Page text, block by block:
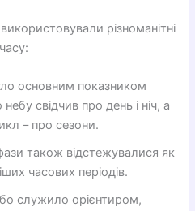
різноманітні
основним показником
свідчив про день і ніч, а
– про сезони.
також відстежувалися як
часових періодів.
служило орієнтиром,